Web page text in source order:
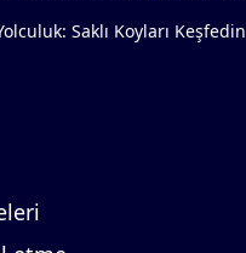
Saklı Koyları Keşfedin